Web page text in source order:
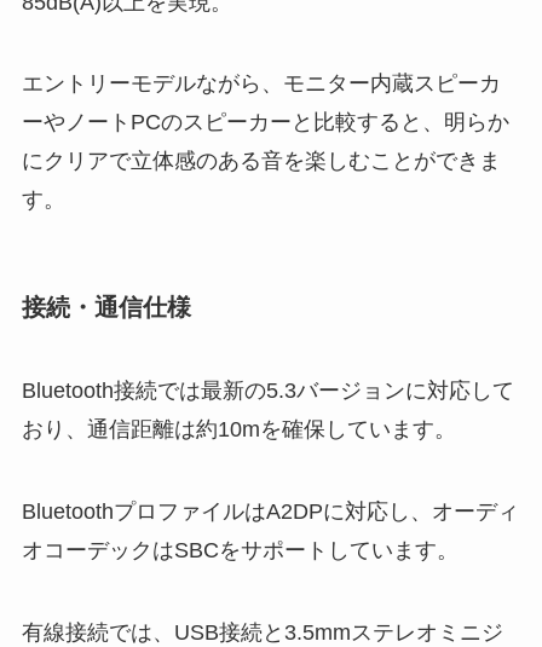
エントリーモデルながら、モニター内蔵スピーカ
ーやノートPCのスピーカーと比較すると、明らか
にクリアで立体感のある音を楽しむことができま
す。
接続・通信仕様
Bluetooth接続では最新の5.3バージョンに対応して
おり、通信距離は約10mを確保しています。
BluetoothプロファイルはA2DPに対応し、オーディ
オコーデックはSBCをサポートしています。
有線接続では、USB接続と3.5mmステレオミニジ